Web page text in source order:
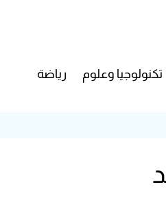
تكنولوجيا وعلوم رياضة